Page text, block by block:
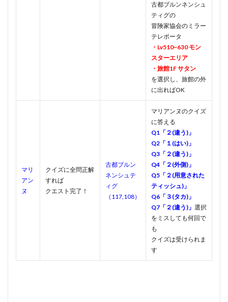
古都ブルンネンシュ
ティグの
冒険家協会のミラー
テレポータ
・Lv510~630 モン
スターエリア
・旅館1F サタン
を選択し、旅館の外
に出ればOK
マリ
アン
ヌ
クイズに全問正解
すれば
クエスト完了！
古都ブルン
ネンシュテ
ィグ
（117,108）
マリアンヌのクイズ
に答える
Q1「２(違う)」
Q2「１(はい)」
Q3「２(違う)」
Q4「２(外側)」
Q5「２(用意された
ティッシュ)」
Q6「３(タカ)」
Q7「２(違う)」 選択
をミスしても何回で
も
クイズは受けられま
す